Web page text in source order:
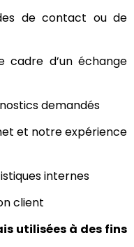
de contact ou de
cadre d’un échange
demandés
et notre expérience
internes
client
utilisées à des fins